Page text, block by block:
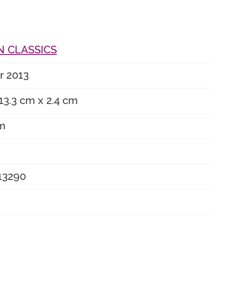
CLASSICS
2013
cm x 2.4 cm